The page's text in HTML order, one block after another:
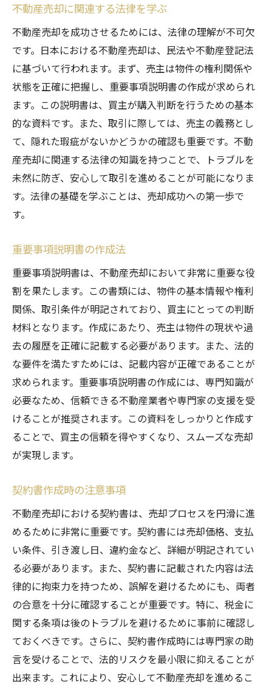
不動産売却に関連する法律を学ぶ
不動産売却を成功させるためには、法律の理解が不可欠
です。日本における不動産売却は、民法や不動産登記法
に基づいて行われます。まず、売主は物件の権利関係や
状態を正確に把握し、重要事項説明書の作成が求められ
ます。この説明書は、買主が購入判断を行うための基本
的な資料です。また、取引に際しては、売主の義務とし
て、隠れた瑕疵がないかどうかの確認も重要です。不動
産売却に関連する法律の知識を持つことで、トラブルを
未然に防ぎ、安心して取引を進めることが可能になりま
す。法律の基礎を学ぶことは、売却成功への第一歩で
す。
重要事項説明書の作成法
重要事項説明書は、不動産売却において非常に重要な役
割を果たします。この書類には、物件の基本情報や権利
関係、取引条件が明記されており、買主にとっての判断
材料となります。作成にあたり、売主は物件の現状や過
去の履歴を正確に記載する必要があります。また、法的
な要件を満たすためには、記載内容が正確であることが
求められます。重要事項説明書の作成には、専門知識が
必要なため、信頼できる不動産業者や専門家の支援を受
けることが推奨されます。この資料をしっかりと作成す
ることで、買主の信頼を得やすくなり、スムーズな売却
が実現します。
契約書作成時の注意事項
不動産売却における契約書は、売却プロセスを円滑に進
めるために非常に重要です。契約書には売却価格、支払
い条件、引き渡し日、違約金など、詳細が明記されてい
る必要があります。また、契約書に記載された内容は法
律的に拘束力を持つため、誤解を避けるためにも、両者
の合意を十分に確認することが重要です。特に、税金に
関する条項は後のトラブルを避けるために事前に確認し
ておくべきです。さらに、契約書作成時には専門家の助
言を受けることで、法的リスクを最小限に抑えることが
出来ます。これにより、安心して不動産売却を進めるこ